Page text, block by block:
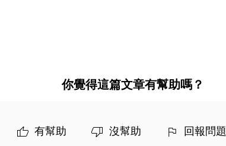
你覺得這篇文章有幫助嗎？
有幫助 沒幫助 回報問題